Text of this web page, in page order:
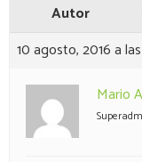
Autor
10 agosto, 2016 a
Mario